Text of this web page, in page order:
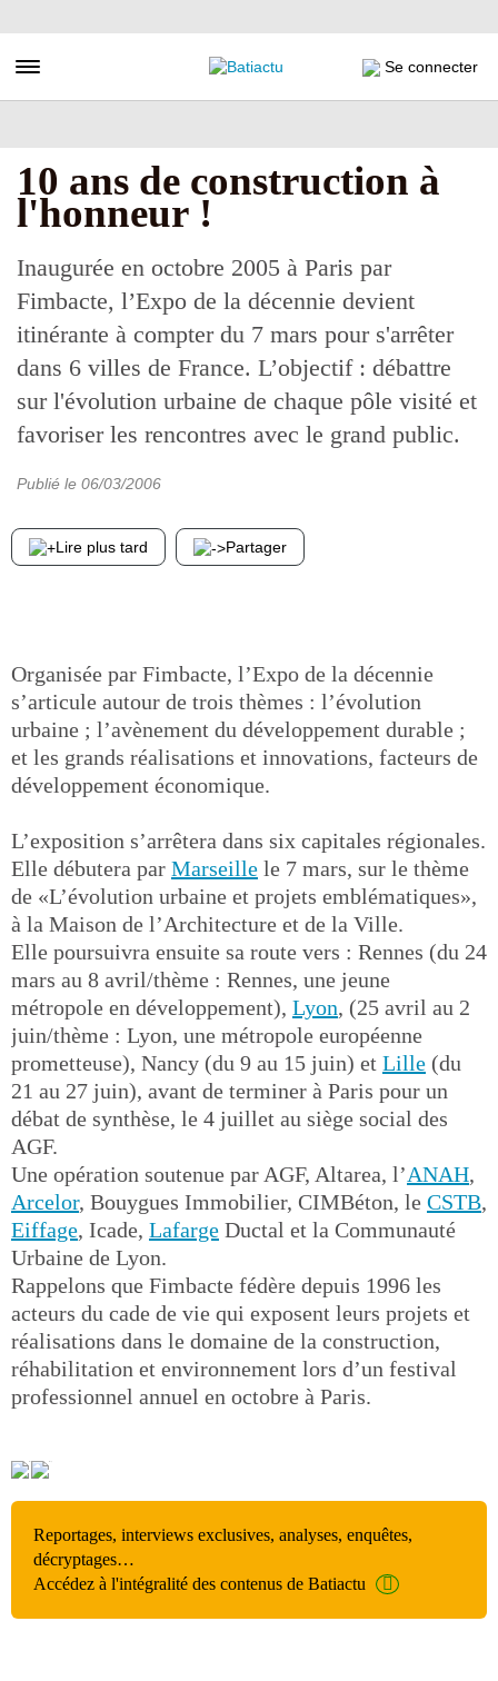
au
principal
Toggle navigation Se connecter
10 ans de construction à
l'honneur !
Inaugurée en octobre 2005 à Paris par
Fimbacte, l’Expo de la décennie devient
itinérante à compter du 7 mars pour s'arrêter
dans 6 villes de France. L’objectif : débattre
sur l'évolution urbaine de chaque pôle visité et
favoriser les rencontres avec le grand public.
Publié le 06/03/2006
Lire plus tard Partager
Organisée par Fimbacte, l’Expo de la décennie
s’articule autour de trois thèmes : l’évolution
urbaine ; l’avènement du développement durable ;
et les grands réalisations et innovations, facteurs de
développement économique.
L’exposition s’arrêtera dans six capitales régionales.
Elle débutera par Marseille le 7 mars, sur le thème
de «L’évolution urbaine et projets emblématiques»,
à la Maison de l’Architecture et de la Ville.
Elle poursuivra ensuite sa route vers : Rennes (du 24
mars au 8 avril/thème : Rennes, une jeune
métropole en développement), Lyon, (25 avril au 2
juin/thème : Lyon, une métropole européenne
prometteuse), Nancy (du 9 au 15 juin) et Lille (du
21 au 27 juin), avant de terminer à Paris pour un
débat de synthèse, le 4 juillet au siège social des
AGF.
Une opération soutenue par AGF, Altarea, l’ANAH,
Arcelor, Bouygues Immobilier, CIMBéton, le CSTB,
Eiffage, Icade, Lafarge Ductal et la Communauté
Urbaine de Lyon.
Rappelons que Fimbacte fédère depuis 1996 les
acteurs du cade de vie qui exposent leurs projets et
réalisations dans le domaine de la construction,
réhabilitation et environnement lors d’un festival
professionnel annuel en octobre à Paris.
Reportages, interviews exclusives, analyses, enquêtes,
décryptages…
Accédez à l'intégralité des contenus de Batiactu